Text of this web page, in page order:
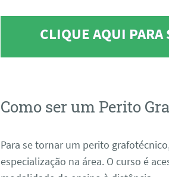
CLIQUE AQUI PARA
Como ser um Perito
Para se tornar um perito
especialização na área. O curso é